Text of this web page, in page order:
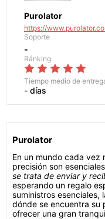
Purolator
https://
Soporte
-
Ránking
Tiempo medio de
- días
Purolator
En un mundo cada vez
precisión son
se trata de enviar y
esperando un regalo
suministros
dónde se encuentra su
ofrecer una gran